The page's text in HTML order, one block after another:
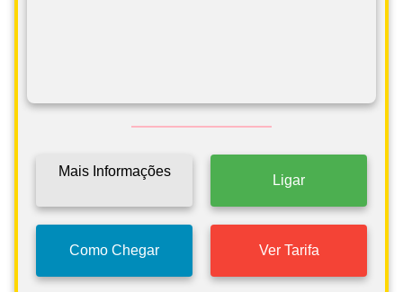
Mais Informações
Ligar
Como Chegar Ver Tarifa